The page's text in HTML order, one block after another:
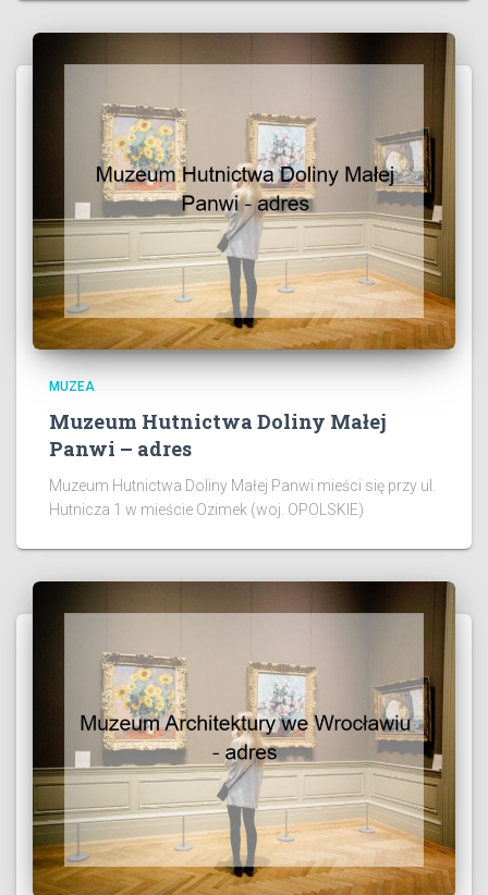
MUZEA
Muzeum Hutnictwa Doliny Małej
Panwi – adres
Muzeum Hutnictwa Doliny Małej Panwi mieści się przy ul.
Hutnicza 1 w mieście Ozimek (woj. OPOLSKIE)